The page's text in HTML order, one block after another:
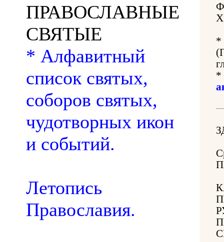
ПРАВОСЛАВНЫЕ
СВЯТЫЕ
* Алфавитный
список святых,
соборов святых,
чудотворных икон
и событий.
Летопись
Православия.
*
*